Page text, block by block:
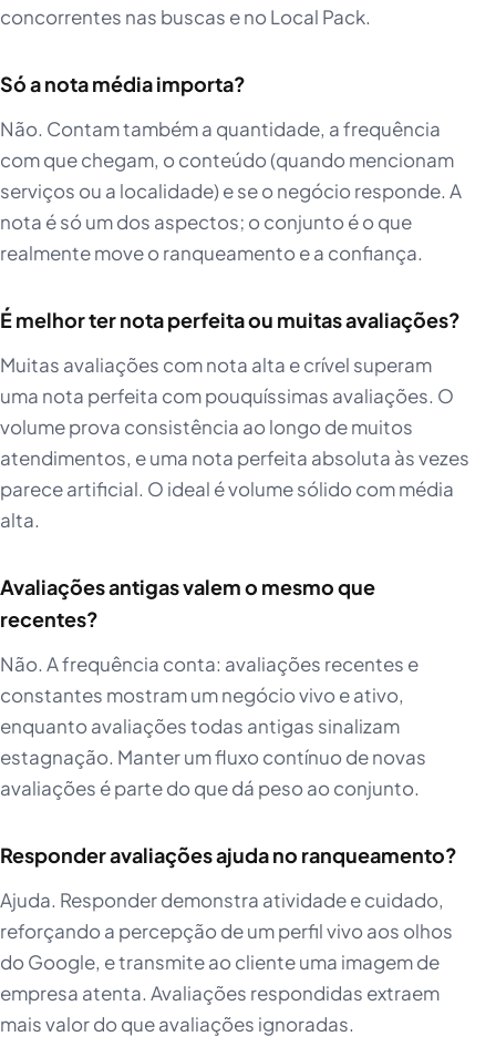
concorrentes nas buscas e no Local Pack.
Só a nota média importa?
Não. Contam também a quantidade, a frequência
com que chegam, o conteúdo (quando mencionam
serviços ou a localidade) e se o negócio responde. A
nota é só um dos aspectos; o conjunto é o que
realmente move o ranqueamento e a confiança.
É melhor ter nota perfeita ou muitas avaliações?
Muitas avaliações com nota alta e crível superam
uma nota perfeita com pouquíssimas avaliações. O
volume prova consistência ao longo de muitos
atendimentos, e uma nota perfeita absoluta às vezes
parece artificial. O ideal é volume sólido com média
alta.
Avaliações antigas valem o mesmo que
recentes?
Não. A frequência conta: avaliações recentes e
constantes mostram um negócio vivo e ativo,
enquanto avaliações todas antigas sinalizam
estagnação. Manter um fluxo contínuo de novas
avaliações é parte do que dá peso ao conjunto.
Responder avaliações ajuda no ranqueamento?
Ajuda. Responder demonstra atividade e cuidado,
reforçando a percepção de um perfil vivo aos olhos
do Google, e transmite ao cliente uma imagem de
empresa atenta. Avaliações respondidas extraem
mais valor do que avaliações ignoradas.